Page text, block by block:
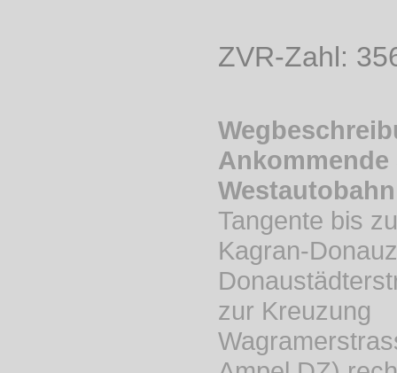
ZVR-Zahl:
Ankommende
Westautobahn
Tangente bis
Kagran-
zur Kreuzung